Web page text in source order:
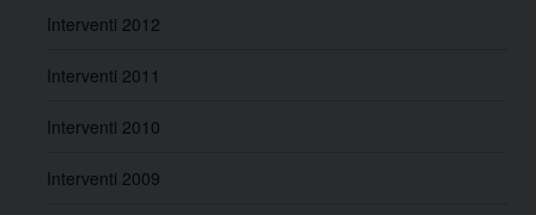
Interventi 2012
Interventi 2011
Interventi 2010
Interventi 2009